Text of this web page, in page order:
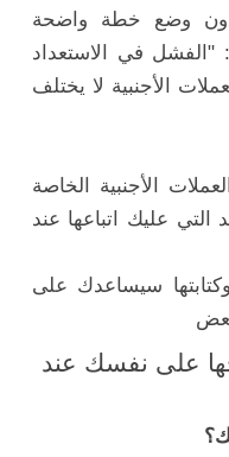
دون وضع خطة واضحة
"الفشل في الاستعداد
الأجنبية لا يختلف
الأجنبية الخاصة
عليك اتباعها عند
سيساعدك على
بعض
على نفسك عند